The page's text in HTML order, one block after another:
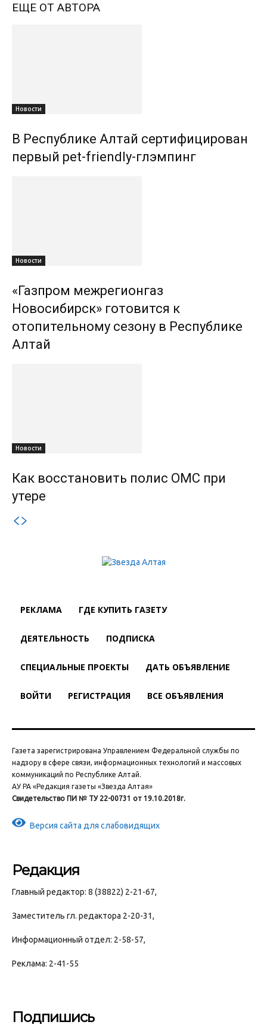
ЕЩЕ ОТ АВТОРА
Новости
В Республике Алтай сертифицирован
первый pet-friendly-глэмпинг
Новости
«Газпром межрегионгаз
Новосибирск» готовится к
отопительному сезону в Республике
Алтай
Новости
Как восстановить полис ОМС при
утере
РЕКЛАМА ГДЕ КУПИТЬ ГАЗЕТУ
ДЕЯТЕЛЬНОСТЬ ПОДПИСКА
СПЕЦИАЛЬНЫЕ ПРОЕКТЫ ДАТЬ ОБЪЯВЛЕНИЕ
ВОЙТИ РЕГИСТРАЦИЯ ВСЕ ОБЪЯВЛЕНИЯ
Газета зарегистрирована Управлением Федеральной службы по
надзору в сфере связи, информационных технологий и массовых
коммуникаций по Республике Алтай.
АУ РА «Редакция газеты «Звезда Алтая»
Свидетельство ПИ № ТУ 22-00731 от 19.10.2018г.
Версия сайта для слабовидящих
Редакция
Главный редактор: 8 (38822) 2-21-67,
Заместитель гл. редактора 2-20-31,
Информационный отдел: 2-58-57,
Реклама: 2-41-55
Подпишись